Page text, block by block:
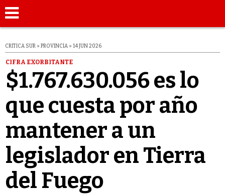
CRITICA SUR » PROVINCIA » 14 JUN 2026
CIFRA EXORBITANTE
$1.767.630.056 es lo
que cuesta por año
mantener a un
legislador en Tierra
del Fuego